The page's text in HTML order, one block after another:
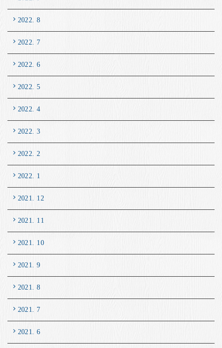
2022. 8
2022. 7
2022. 6
2022. 5
2022. 4
2022. 3
2022. 2
2022. 1
2021. 12
2021. 11
2021. 10
2021. 9
2021. 8
2021. 7
2021. 6